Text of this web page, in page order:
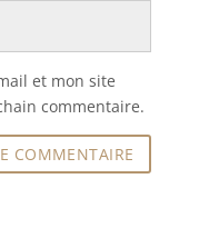
et mon site
commentaire.